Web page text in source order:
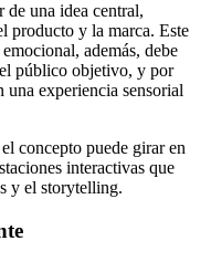
de una idea central,
producto y la marca. Este
además, debe
público objetivo, y por
una experiencia sensorial
concepto puede girar en
interactivas que
y el storytelling.